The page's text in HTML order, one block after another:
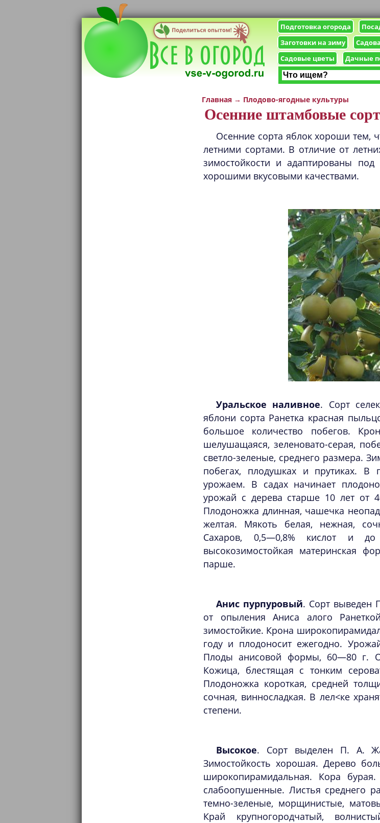
Подготовка огорода
Заготовки на зиму
Садовые цветы
Дачные
Главная → Плодово-ягодные культуры
Осенние штамбовые
Осенние сорта яблок хороши
летними сортами. В отличие от
зимостойкости и адаптированы
хорошими вкусовыми качествами.
Уральское наливное. Сорт
яблони сорта Ранетка красная
большое количество побегов.
шелушащаяся, зеленовато-серая,
светло-зеленые, среднего размера.
побегах, плодушках и прутиках. В
урожаем. В садах начинает
урожай с дерева старше 10 лет от
Плодоножка длинная, чашечка
желтая. Мякоть белая, нежная,
Сахаров, 0,5—0,8% кислот и
высокозимостойкая материнская
парше.
Анис пурпуровый. Сорт выведен
от опыления Аниса алого
зимостойкие. Крона
году и плодоносит ежегодно.
Плоды анисовой формы, 60—80 г.
Кожица, блестящая с тонким
Плодоножка короткая, средней
сочная, винносладкая. В лел<ке
степени.
Высокое. Сорт выделен П. А.
Зимостойкость хорошая. Дерево
широкопирамидальная. Кора
слабоопушенные. Листья среднего
темно-зеленые, морщинистые,
Край крупногородчатый,